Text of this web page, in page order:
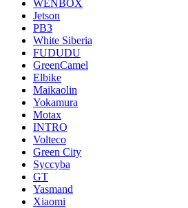
WENBOX
Jetson
РВЗ
White Siberia
FUDUDU
GreenCamel
Elbike
Maikaolin
Yokamura
Motax
INTRO
Volteco
Green City
Syccyba
GT
Yasmand
Xiaomi